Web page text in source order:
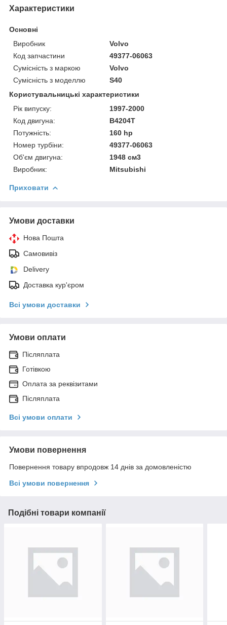
Характеристики
Основні
Виробник
Volvo
Код запчастини
49377-06063
Сумісність з маркою
Volvo
Сумісність з моделлю
S40
Користувальницькі характеристики
Рік випуску:
1997-2000
Код двигуна:
B4204T
Потужність:
160 hp
Номер турбіни:
49377-06063
Об'єм двигуна:
1948 см3
Виробник:
Mitsubishi
Приховати
Умови доставки
Нова Пошта
Самовивіз
Delivery
Доставка кур'єром
Всі умови доставки
Умови оплати
Післяплата
Готівкою
Оплата за реквізитами
Післяплата
Всі умови оплати
Умови повернення
Повернення товару впродовж 14 днів за домовленістю
Всі умови повернення
Подібні товари компанії